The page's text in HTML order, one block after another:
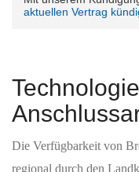
Die Verfügbarkeit von
regional durch den